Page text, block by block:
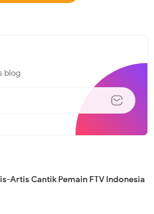
blog
Artis Cantik Pemain FTV Indonesia